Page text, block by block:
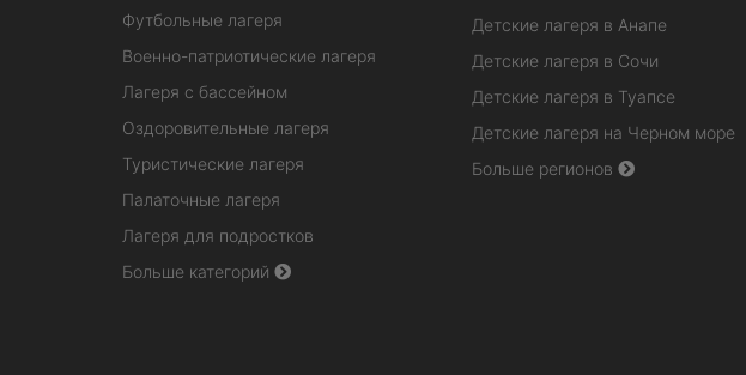
Футбольные лагеря
Военно-патриотические лагеря
Лагеря с бассейном
Оздоровительные лагеря
Туристические лагеря
Палаточные лагеря
Лагеря для подростков
Больше категорий
Детские лагеря в Анапе
Детские лагеря в Сочи
Детские лагеря в Туапсе
Детские лагеря на Черном море
Больше регионов